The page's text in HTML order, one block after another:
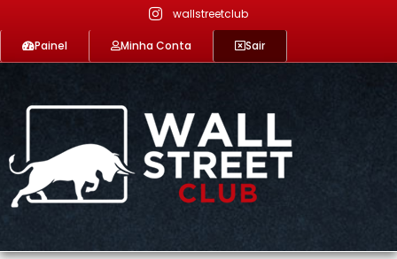
wallstreetclub
Painel Minha Conta Sair